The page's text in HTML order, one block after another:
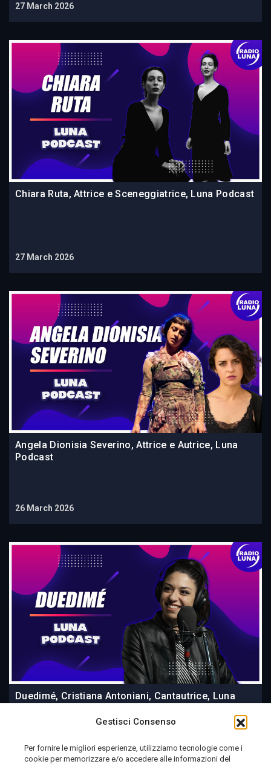
Gestisci Consenso
Per fornire le migliori esperienze, utilizziamo tecnologie come i
cookie per memorizzare e/o accedere alle informazioni del
27 March 2026
Chiara Ruta, Attrice e Sceneggiatrice, Luna Podcast
27 March 2026
Angela Dionisia Severino, Attrice e Autrice, Luna
Podcast
26 March 2026
Duedimé, Cristiana Antoniani, Cantautrice, Luna
25 March 2026